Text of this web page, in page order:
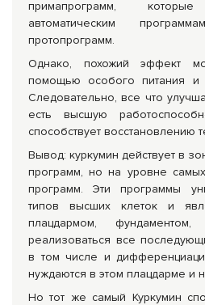
примапрограмм,
автоматическим
протопрограмм.
Однако, похожий эффект
помощью особого питания и
Следовательно, все что
есть высшую
способствует восстановлению
Вывод: куркумин действует в
программ, но на уровне
программ. Эти программы
типов высших клеток и
плацдармом,
реализоваться все
в том числе и
нуждаются в этом плацдарме и
Но тот же самый Куркумин